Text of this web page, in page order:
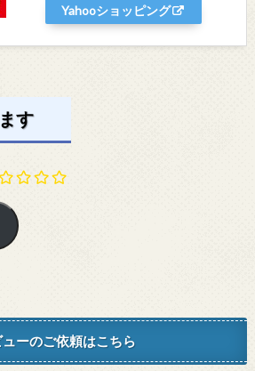
Yahooショッピング
す
ューのご依頼はこちら